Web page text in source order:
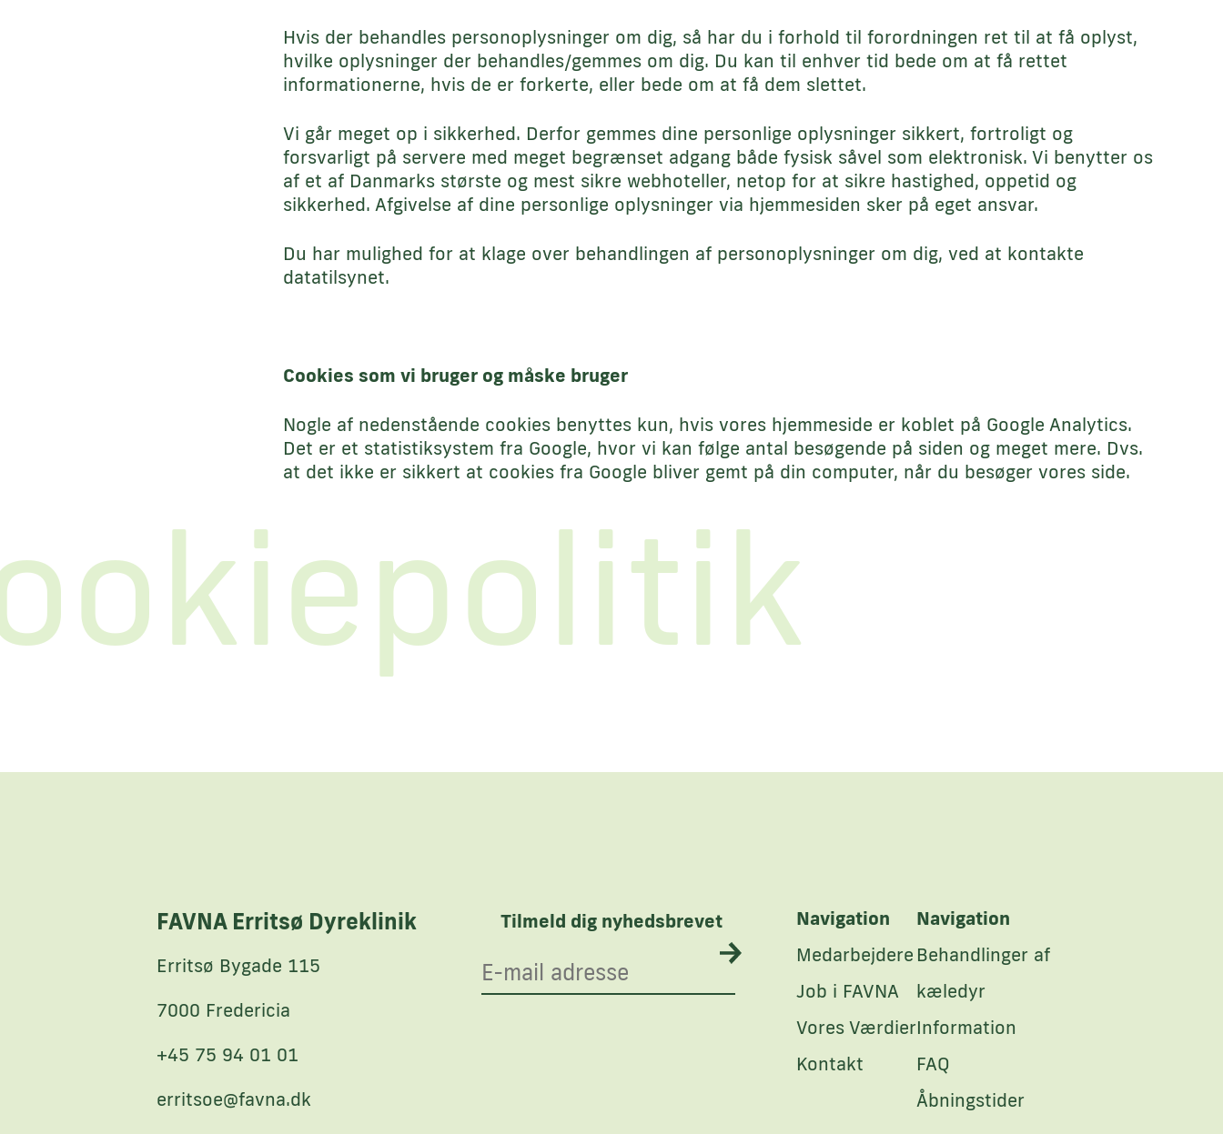
Hvis der behandles personoplysninger om dig, så har du i forhold til forordningen ret til at få oplyst,
hvilke oplysninger der behandles/gemmes om dig. Du kan til enhver tid bede om at få rettet
informationerne, hvis de er forkerte, eller bede om at få dem slettet.
Vi går meget op i sikkerhed. Derfor gemmes dine personlige oplysninger sikkert, fortroligt og
forsvarligt på servere med meget begrænset adgang både fysisk såvel som elektronisk. Vi benytter os
af et af Danmarks største og mest sikre webhoteller, netop for at sikre hastighed, oppetid og
sikkerhed. Afgivelse af dine personlige oplysninger via hjemmesiden sker på eget ansvar.
Du har mulighed for at klage over behandlingen af personoplysninger om dig, ved at kontakte
datatilsynet.
Cookies som vi bruger og måske bruger
Nogle af nedenstående cookies benyttes kun, hvis vores hjemmeside er koblet på Google Analytics.
Det er et statistiksystem fra Google, hvor vi kan følge antal besøgende på siden og meget mere. Dvs.
at det ikke er sikkert at cookies fra Google bliver gemt på din computer, når du besøger vores side.
FAVNA Erritsø Dyreklinik
Erritsø Bygade 115
7000 Fredericia
+45 75 94 01 01
erritsoe@favna.dk
Tilmeld dig nyhedsbrevet
Navigation
Medarbejdere
Job i FAVNA
Vores Værdier
Kontakt
Navigation
Behandlinger af
kæledyr
Information
FAQ
Åbningstider